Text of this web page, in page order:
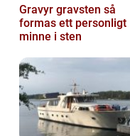
Gravyr gravsten så
formas ett personligt
minne i sten